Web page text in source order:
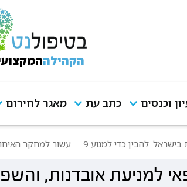
הקהילה
וכנסים כתב עת מאגר לחירום
להבין כדי למנוע 9 עשור למחקר
למניעת אובדנות,